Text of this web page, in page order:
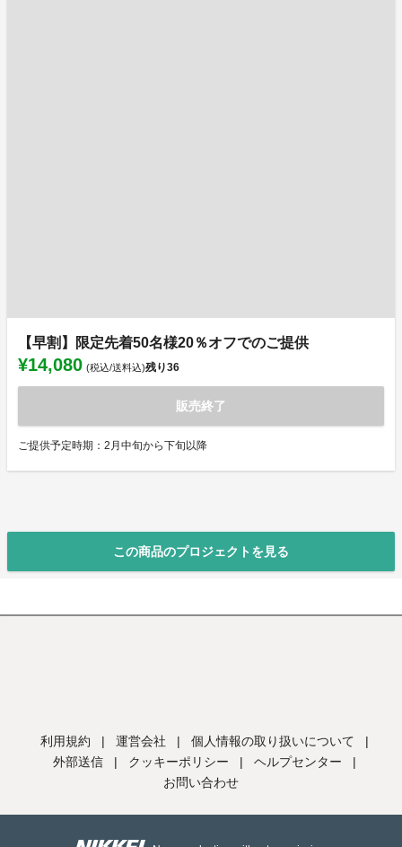
【早割】限定先着50名様20％オフでのご提供
¥14,080 (税込/送料込)残り36
販売終了
ご提供予定時期：2月中旬から下旬以降
この商品のプロジェクトを見る
利用規約 | 運営会社 | 個人情報の取り扱いについて
|
外部送信
| クッキーポリシー | ヘルプセンター
|
お問い合わせ